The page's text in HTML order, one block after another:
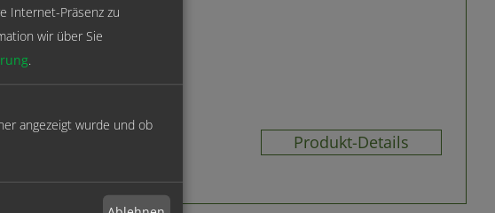
Produkt-Details
Internet-Präsenz zu
wir über Sie
.
angezeigt wurde und ob